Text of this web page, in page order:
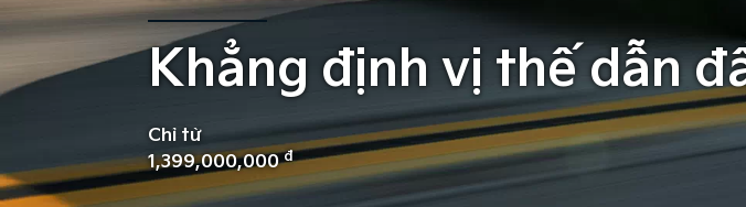
Khẳng định vị thế dẫn
Chỉ từ
1,399,000,000đ